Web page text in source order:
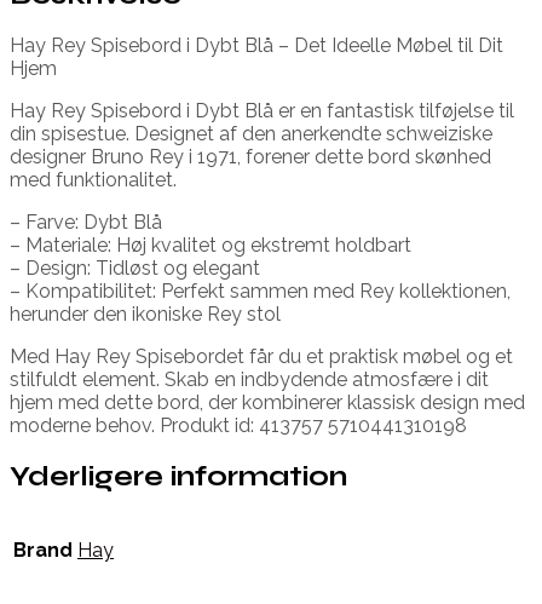
Hay Rey Spisebord i Dybt Blå – Det Ideelle Møbel til Dit
Hjem
Hay Rey Spisebord i Dybt Blå er en fantastisk tilføjelse til
din spisestue. Designet af den anerkendte schweiziske
designer Bruno Rey i 1971, forener dette bord skønhed
med funktionalitet.
– Farve: Dybt Blå
– Materiale: Høj kvalitet og ekstremt holdbart
– Design: Tidløst og elegant
– Kompatibilitet: Perfekt sammen med Rey kollektionen,
herunder den ikoniske Rey stol
Med Hay Rey Spisebordet får du et praktisk møbel og et
stilfuldt element. Skab en indbydende atmosfære i dit
hjem med dette bord, der kombinerer klassisk design med
moderne behov. Produkt id: 413757 5710441310198
Yderligere information
Brand Hay